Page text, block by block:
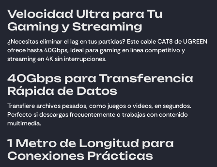
Velocidad Ultra para Tu
Gaming y Streaming
¿Necesitas eliminar el lag en tus partidas? Este cable CAT8 de UGREEN
ofrece hasta 40Gbps, ideal para gaming en línea competitivo y
streaming en 4K sin interrupciones.
40Gbps para Transferencia
Rápida de Datos
Transfiere archivos pesados, como juegos o videos, en segundos.
Perfecto si descargas frecuentemente o trabajas con contenido
multimedia.
1 Metro de Longitud para
Conexiones Prácticas